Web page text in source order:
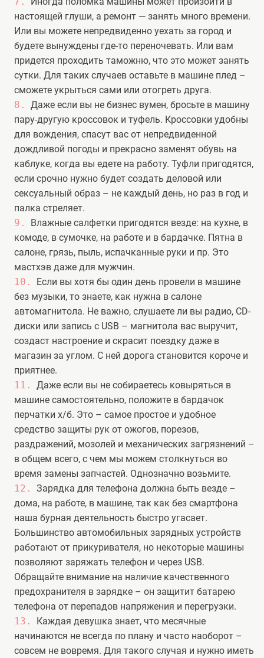
настоящей глуши, а ремонт — занять много времени.
Или вы можете непредвиденно уехать за город и
будете вынуждены где-то переночевать. Или вам
придется проходить таможню, что это может занять
сутки. Для таких случаев оставьте в машине плед –
сможете укрыться сами или отогреть друга.
Даже если вы не бизнес вумен, бросьте в машину
пару-другую кроссовок и туфель. Кроссовки удобны
для вождения, спасут вас от непредвиденной
дождливой погоды и прекрасно заменят обувь на
каблуке, когда вы едете на работу. Туфли пригодятся,
если срочно нужно будет создать деловой или
сексуальный образ – не каждый день, но раз в год и
палка стреляет.
Влажные салфетки пригодятся везде: на кухне, в
комоде, в сумочке, на работе и в бардачке. Пятна в
салоне, грязь, пыль, испачканные руки и пр. Это
мастхэв даже для мужчин.
Если вы хотя бы один день провели в машине
без музыки, то знаете, как нужна в салоне
автомагнитола. Не важно, слушаете ли вы радио, CD-
диски или запись с USB – магнитола вас выручит,
создаст настроение и скрасит поездку даже в
магазин за углом. С ней дорога становится короче и
приятнее.
Даже если вы не собираетесь ковыряться в
машине самостоятельно, положите в бардачок
перчатки х/б. Это – самое простое и удобное
средство защиты рук от ожогов, порезов,
раздражений, мозолей и механических загрязнений –
в общем всего, с чем мы можем столкнуться во
время замены запчастей. Однозначно возьмите.
Зарядка для телефона должна быть везде –
дома, на работе, в машине, так как без смартфона
наша бурная деятельность быстро угасает.
Большинство автомобильных зарядных устройств
работают от прикуривателя, но некоторые машины
позволяют заряжать телефон и через USB.
Обращайте внимание на наличие качественного
предохранителя в зарядке – он защитит батарею
телефона от перепадов напряжения и перегрузки.
Каждая девушка знает, что месячные
начинаются не всегда по плану и часто наоборот –
совсем не вовремя. Для такого случая и нужно иметь